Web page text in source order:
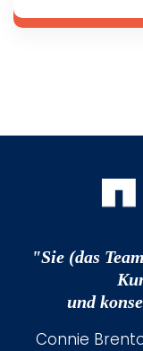
"Sie (das
und
Connie